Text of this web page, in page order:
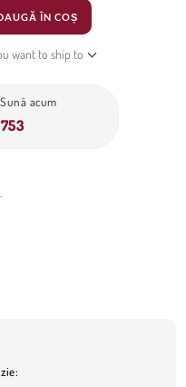
ÎN COȘ
want to ship to
acum